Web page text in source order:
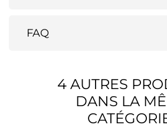
FAQ
4 AUTRES
DANS LA